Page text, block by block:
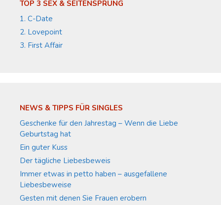
TOP 3 SEX & SEITENSPRUNG
1. C-Date
2. Lovepoint
3. First Affair
NEWS & TIPPS FÜR SINGLES
Geschenke für den Jahrestag – Wenn die Liebe
Geburtstag hat
Ein guter Kuss
Der tägliche Liebesbeweis
Immer etwas in petto haben – ausgefallene
Liebesbeweise
Gesten mit denen Sie Frauen erobern